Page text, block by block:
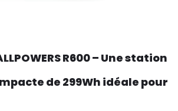
R600 – Une station
de 299Wh idéale pour